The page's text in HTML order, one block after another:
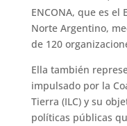
ENCONA, que es
Norte Argentino,
de 120
Ella también
impulsado por la
Tierra (ILC) y su
políticas públicas